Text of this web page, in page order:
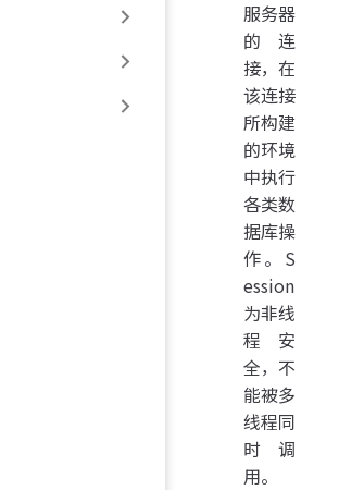
服务器
的连
接，在
该连接
所构建
的环境
中执行
各类数
据库操
作。S
ession
为非线
程安
全，不
能被多
线程同
时调
用。